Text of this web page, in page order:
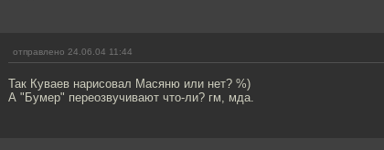
отправлено 24.06.04 11:44
Так Куваев нарисовал Масяню или нет? %)
А "Бумер" переозвучивают что-ли? гм, мда.